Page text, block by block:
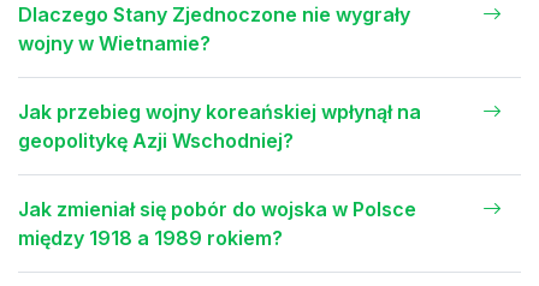
Dlaczego Stany Zjednoczone nie wygrały
wojny w Wietnamie?
Jak przebieg wojny koreańskiej wpłynął na
geopolitykę Azji Wschodniej?
Jak zmieniał się pobór do wojska w Polsce
między 1918 a 1989 rokiem?